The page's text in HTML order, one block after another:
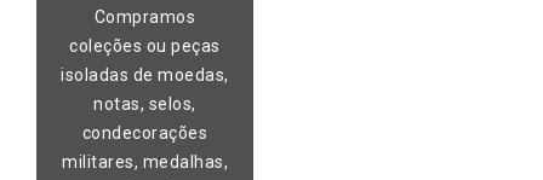
Compramos
coleções ou peças
isoladas de moedas,
notas, selos,
condecorações
militares, medalhas,